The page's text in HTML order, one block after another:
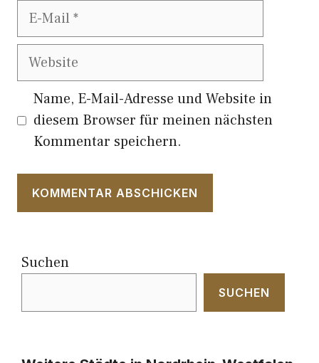
E-
Website
Name, E-Mail-Adresse und Website in
diesem Browser für meinen nächsten
Kommentar speichern.
Suchen
SUCHEN